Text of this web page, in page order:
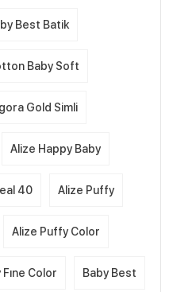
Best Batik
Baby Soft
Gold Simli
Alize Happy Baby
40 Alize Puffy
Alize Puffy Color
Color Baby Best